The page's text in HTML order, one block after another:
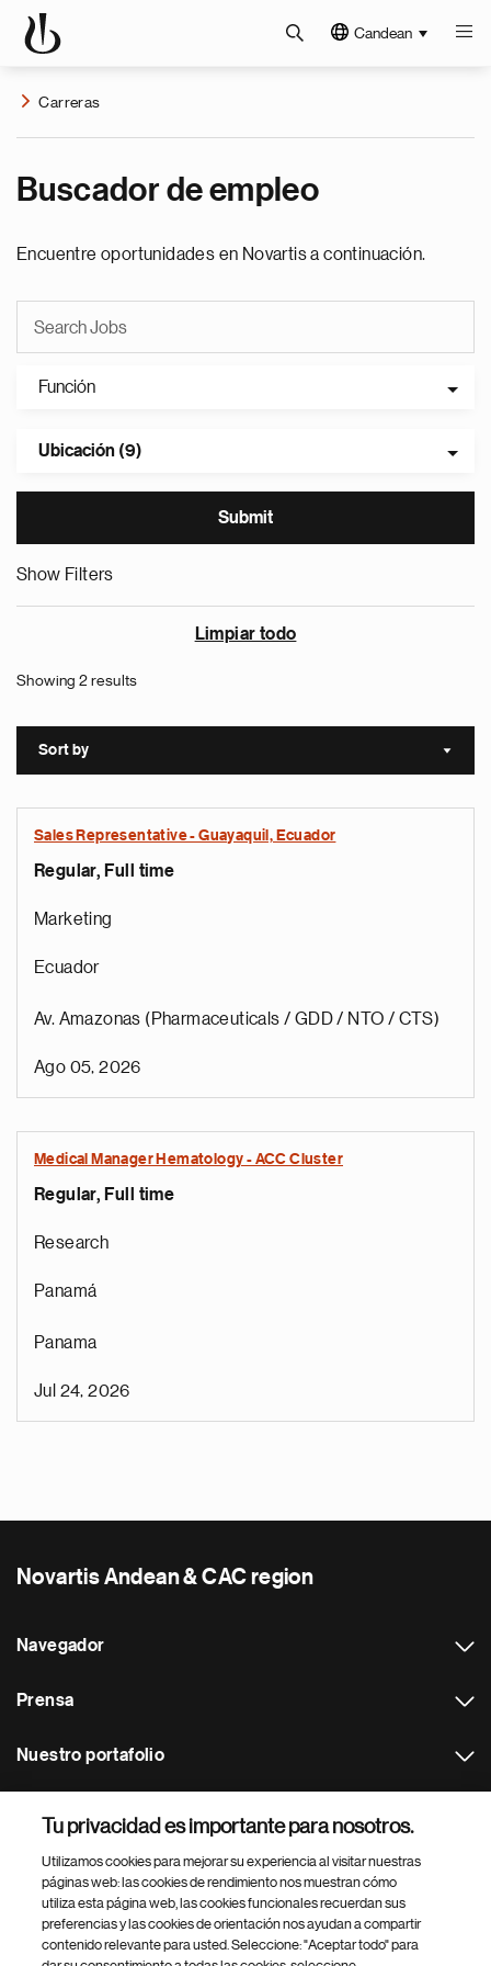
Candean
Carreras
Buscador de empleo
Encuentre oportunidades en Novartis a continuación.
Función
Ubicación (9)
Show Filters
Limpiar todo
Showing 2 results
Sort by Sort
Sales Representative - Guayaquil, Ecuador
Regular, Full time
Marketing
Ecuador
Av. Amazonas (Pharmaceuticals / GDD / NTO / CTS)
Ago 05, 2026
Medical Manager Hematology - ACC Cluster
Regular, Full time
Research
Panamá
Panama
Jul 24, 2026
Novartis Andean & CAC region
Navegador
Prensa
Nuestro portafolio
Footer Site Search
Tu privacidad es importante para nosotros.
Utilizamos cookies para mejorar su experiencia al visitar nuestras
páginas web: las cookies de rendimiento nos muestran cómo
utiliza esta página web, las cookies funcionales recuerdan sus
preferencias y las cookies de orientación nos ayudan a compartir
contenido relevante para usted. Seleccione: "Aceptar todo" para